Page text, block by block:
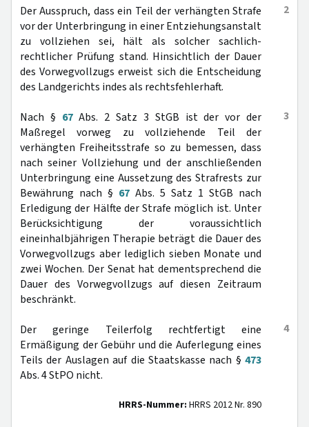
2
Der Ausspruch, dass ein Teil der verhängten Strafe
vor der Unterbringung in einer Entziehungsanstalt
zu vollziehen sei, hält als solcher sachlich-
rechtlicher Prüfung stand. Hinsichtlich der Dauer
des Vorwegvollzugs erweist sich die Entscheidung
des Landgerichts indes als rechtsfehlerhaft.
3
Nach § 67Abs. 2 Satz 3 StGB ist der vor der
Maßregel vorweg zu vollziehende Teil der
verhängten Freiheitsstrafe so zu bemessen, dass
nach seiner Vollziehung und der anschließenden
Unterbringung eine Aussetzung des Strafrests zur
Bewährung nach § 67 Abs. 5 Satz 1 StGB nach
Erledigung der Hälfte der Strafe möglich ist. Unter
Berücksichtigung der voraussichtlich
eineinhalbjährigen Therapie beträgt die Dauer des
Vorwegvollzugs aber lediglich sieben Monate und
zwei Wochen. Der Senat hat dementsprechend die
Dauer des Vorwegvollzugs auf diesen Zeitraum
beschränkt.
4
Der geringe Teilerfolg rechtfertigt eine
Ermäßigung der Gebühr und die Auferlegung eines
Teils der Auslagen auf die Staatskasse nach § 473
Abs. 4 StPO nicht.
HRRS-Nummer: HRRS 2012 Nr. 890